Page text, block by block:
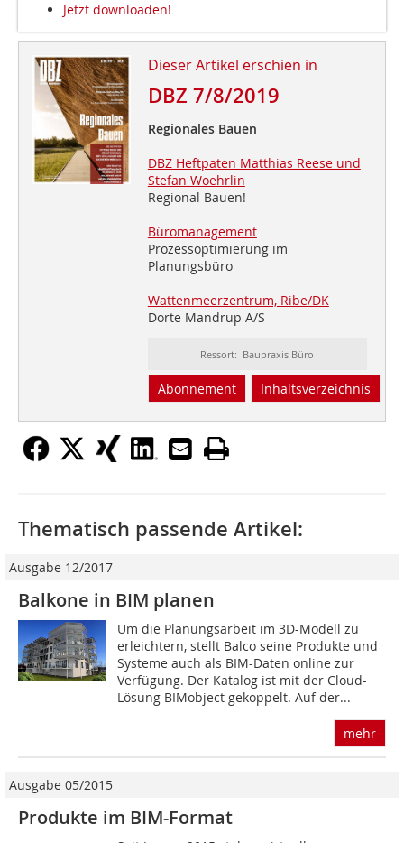
Jetzt downloaden!
Dieser Artikel erschien in
DBZ 7/8/2019
Regionales Bauen
DBZ Heftpaten Matthias Reese und
Stefan Woehrlin
Regional Bauen!
Büromanagement
Prozessoptimierung im
Planungsbüro
Wattenmeerzentrum, Ribe/DK
Dorte Mandrup A/S
Ressort: Baupraxis Büro
Abonnement Inhaltsverzeichnis
Thematisch passende Artikel:
Ausgabe 12/2017
Balkone in BIM planen
Um die Planungsarbeit im 3D-Modell zu
erleichtern, stellt Balco seine Produkte und
Systeme auch als BIM-Daten online zur
Verfügung. Der Katalog ist mit der Cloud-
Lösung BIMobject gekoppelt. Auf der...
mehr
Ausgabe 05/2015
Produkte im BIM-Format